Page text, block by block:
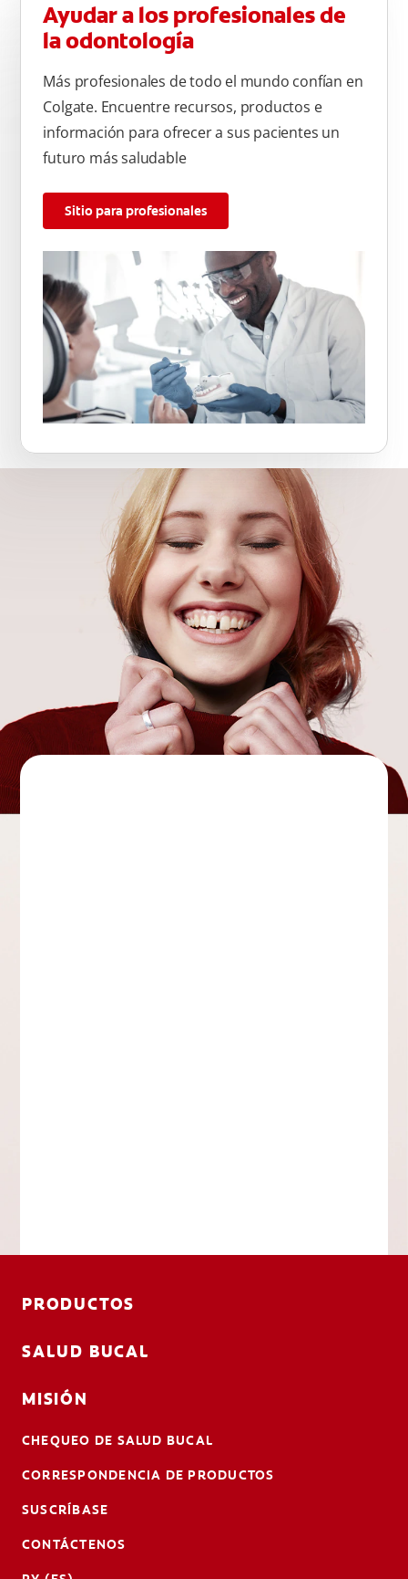
Ayudar a los profesionales de
la odontología
Más profesionales de todo el mundo confían en
Colgate. Encuentre recursos, productos e
información para ofrecer a sus pacientes un
futuro más saludable
Sitio para profesionales
PRODUCTOS
SALUD BUCAL
MISIÓN
CHEQUEO DE SALUD BUCAL
CORRESPONDENCIA DE PRODUCTOS
SUSCRÍBASE
CONTÁCTENOS